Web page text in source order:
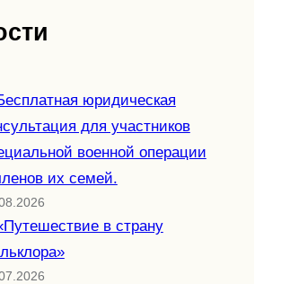
юридическая
для участников
военной операции
их семей.
в страну